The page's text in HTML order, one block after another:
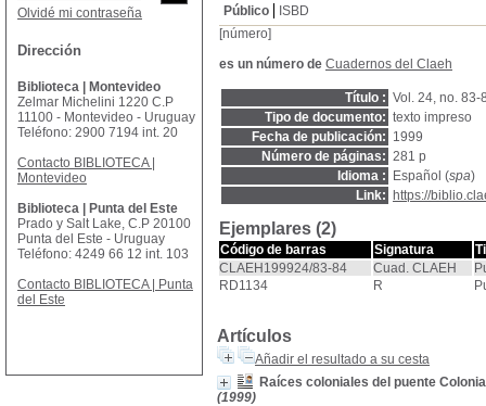
Público
ISBD
[número]
es un número de Cuadernos del Claeh
Título : Vol. 24, no.
Tipo de documento: texto impreso
Fecha de publicación: 1999
Número de páginas: 281 p
Idioma :
Español (spa)
Link:
https://
Ejemplares (2)
Código de barras Signatura
CLAEH199924/83-84
Cuad. CLAEH
RD1134
R
Artículos
Añadir el resultado a su cesta
Raíces coloniales del puente
(1999)
Olvidé mi contraseña
Dirección
Biblioteca | Montevideo
Zelmar Michelini 1220 C.P
11100 - Montevideo - Uruguay
Teléfono: 2900 7194 int. 20
Contacto BIBLIOTECA |
Montevideo
Biblioteca | Punta del Este
Prado y Salt Lake, C.P 20100
Punta del Este - Uruguay
Teléfono: 4249 66 12 int. 103
Contacto BIBLIOTECA | Punta
del Este